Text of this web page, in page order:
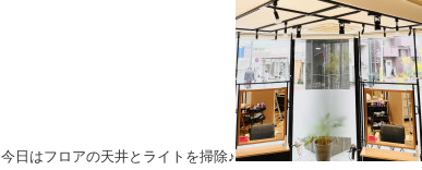
今日はフロアの天井とライトを掃除♪